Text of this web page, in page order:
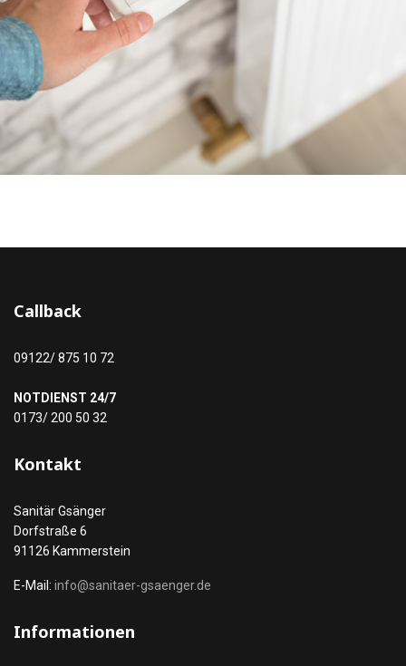
Callback
09122/ 875 10 72
NOTDIENST 24/7
0173/ 200 50 32
Kontakt
Sanitär Gsänger
Dorfstraße 6
91126 Kammerstein
E-Mail: info@sanitaer-gsaenger.de
Informationen